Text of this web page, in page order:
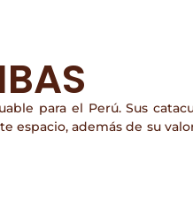
para el Perú. Sus
espacio, además de su